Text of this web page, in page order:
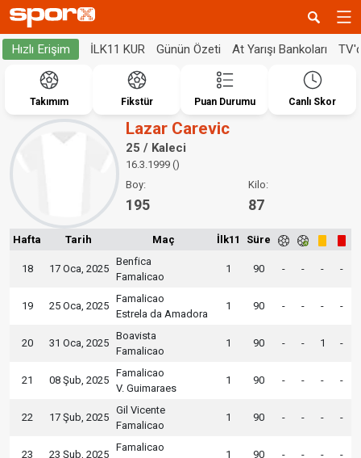
Hızlı Erişim İLK11 KUR Günün Özeti At Yarışı Bankoları
Takımım Fikstür Puan Durumu Canlı Skor
Lazar Carevic
25 / Kaleci
16.3.1999 ()
Boy:
195
Kilo:
87
Hafta Tarih Maç İlk11 Süre
18 17 Oca, 2025
Benfica
Famalicao
1 90 - - - -
19 25 Oca, 2025
Famalicao
Estrela da Amadora
1 90 - - - -
20 31 Oca, 2025
Boavista
Famalicao
1 90 - - 1 -
21 08 Şub, 2025
Famalicao
V. Guimaraes
1 90 - - - -
22 17 Şub, 2025
Gil Vicente
Famalicao
1 90 - - - -
23 23 Şub, 2025
Famalicao
1 90 - - - -